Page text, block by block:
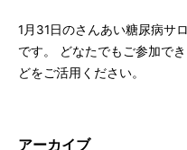
1月31日のさんあい糖尿病サ
です。 どなたでもご参加で
どをご活用ください。
アーカイブ